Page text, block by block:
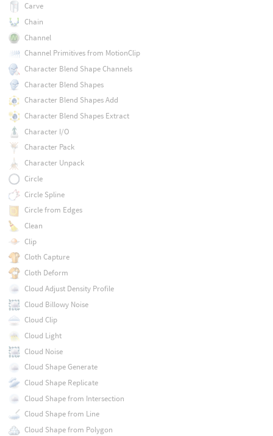
Carve
Chain
Channel
Channel Primitives from MotionClip
Character Blend Shape Channels
Character Blend Shapes
Character Blend Shapes Add
Character Blend Shapes Extract
Character I/O
Character Pack
Character Unpack
Circle
Circle Spline
Circle from Edges
Clean
Clip
Cloth Capture
Cloth Deform
Cloud Adjust Density Profile
Cloud Billowy Noise
Cloud Clip
Cloud Light
Cloud Noise
Cloud Shape Generate
Cloud Shape Replicate
Cloud Shape from Intersection
Cloud Shape from Line
Cloud Shape from Polygon